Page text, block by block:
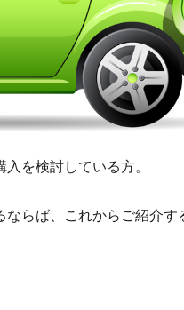
を検討している方。
ならば、これからご紹介す